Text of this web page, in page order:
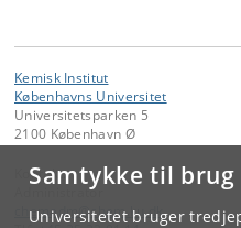
Samtykke til
Universitetet bruger
Kemisk Institut
Københavns Universitet
Universitetsparken 5
2100 København Ø
Kontakt:
Administrator
chemadm@chem. ku.dk